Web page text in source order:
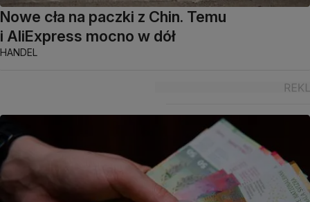
Nowe cła na paczki z Chin. Temu
i AliExpress mocno w dół
HANDEL